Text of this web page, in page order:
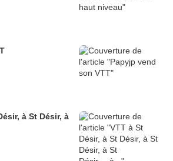
à St Désir, à